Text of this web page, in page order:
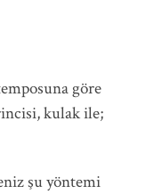
göre
kulak ile;
şu yöntemi